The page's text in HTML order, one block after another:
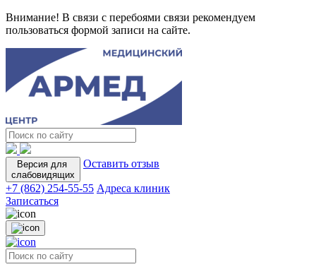
Внимание! В связи с перебоями связи рекомендуем
пользоваться формой записи на сайте.
Версия для
слабовидящих
Оставить отзыв
+7 (862) 254-55-55 Адреса клиник
Записаться